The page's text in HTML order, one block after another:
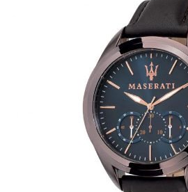
Zegarki Maserati powstały z połączenia
sportowych samochodów oraz pięknych
czasomierzy. Znakiem rozpoznawczym
charakterystyczny trójząb widniejący na
egzemplarza. Ta włoska marka, do
zegarmistrzowską, słynie z produkcji